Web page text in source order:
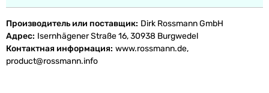
Производитель или поставщик Dirk Rossmann GmbH
Адрес Isernhägener Straße 16, 30938 Burgwedel
Контактная информация www.rossmann.de,
product@rossmann.info